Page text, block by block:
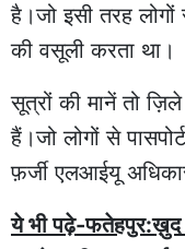
है।जो इसी तरह लोगों
की वसूली करता था।
सूत्रों की मानें तो
हैं।जो लोगों से
फ़र्जी एलआईयू
ये भी पढ़े-फतेहपुर:ख़ुद